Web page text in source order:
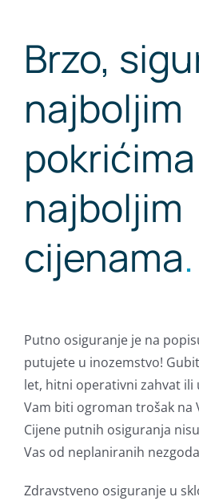
Brzo,
najboljim
najboljim
cijenama.
Putno osiguranje je na
putujete u inozemstvo!
let, hitni operativni zahvat ili
Vam biti ogroman trošak na
Cijene putnih osiguranja
Vas od neplaniranih
Zdravstveno osiguranje u